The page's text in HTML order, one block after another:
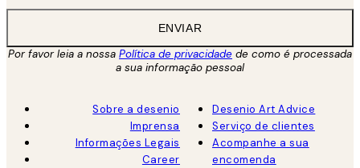
ENVIAR
Por favor leia a nossa Política de privacidade de como é processada
a sua informação pessoal
Sobre a desenio
Imprensa
Informações Legais
Career
Desenio Art Advice
Serviço de clientes
Acompanhe a sua
encomenda